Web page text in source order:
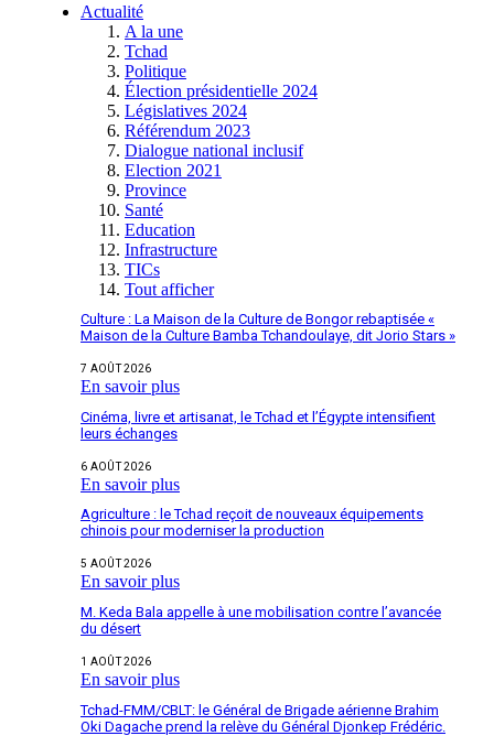
Actualité
A la une
Tchad
Politique
Élection présidentielle 2024
Législatives 2024
Référendum 2023
Dialogue national inclusif
Election 2021
Province
Santé
Education
Infrastructure
TICs
Tout afficher
Culture : La Maison de la Culture de Bongor rebaptisée «
Maison de la Culture Bamba Tchandoulaye, dit Jorio Stars »
7 AOÛT 2026
En savoir plus
Cinéma, livre et artisanat, le Tchad et l’Égypte intensifient
leurs échanges
6 AOÛT 2026
En savoir plus
Agriculture : le Tchad reçoit de nouveaux équipements
chinois pour moderniser la production
5 AOÛT 2026
En savoir plus
M. Keda Bala appelle à une mobilisation contre l’avancée
du désert
1 AOÛT 2026
En savoir plus
Tchad-FMM/CBLT: le Général de Brigade aérienne Brahim
Oki Dagache prend la relève du Général Djonkep Frédéric.